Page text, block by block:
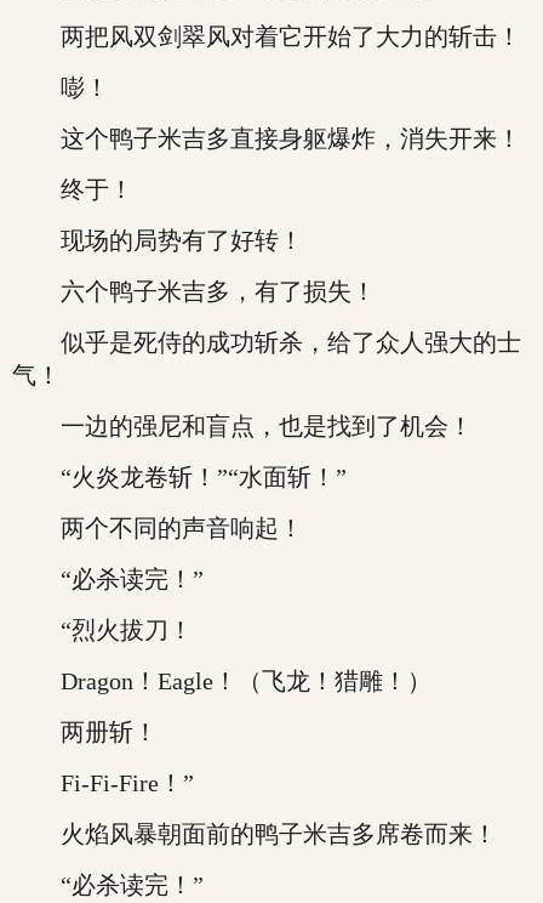
两把风双剑翠风对着它开始了大力的斩击！
嘭！
这个鸭子米吉多直接身躯爆炸，消失开来！
终于！
现场的局势有了好转！
六个鸭子米吉多，有了损失！
似乎是死侍的成功斩杀，给了众人强大的士
气！
一边的强尼和盲点，也是找到了机会！
“火炎龙卷斩！”“水面斩！”
两个不同的声音响起！
“必杀读完！”
“烈火拔刀！
Dragon！Eagle！（飞龙！猎雕！）
两册斩！
Fi-Fi-Fire！”
火焰风暴朝面前的鸭子米吉多席卷而来！
“必杀读完！”